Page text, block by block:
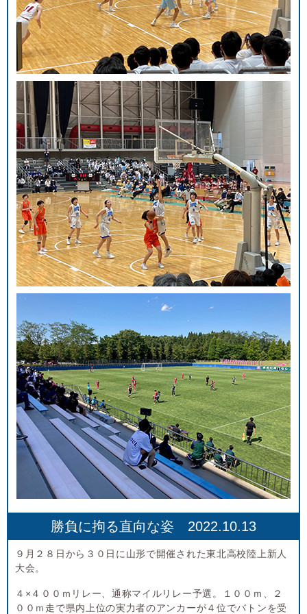
勝負に拘る直向な姿 2022.10.13
９月２８日から３０日に山形で開催された東北高校陸上新人
大会。
４×４００ｍリレー、通称マイルリレー予選。１００ｍ、２
００ｍ走で県内上位の実力者のアンカーが４位でバトンを受